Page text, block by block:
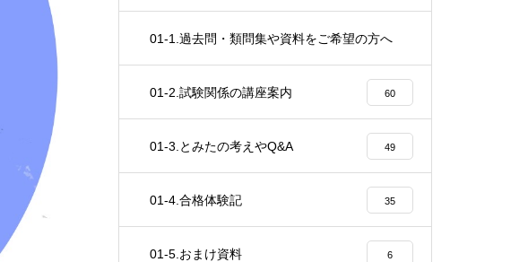
01-1.過去問・類問集や資料をご希望の方へ
01-2.試験関係の講座案内 60
01-3.とみたの考えやQ&A 49
01-4.合格体験記 35
01-5.おまけ資料 6